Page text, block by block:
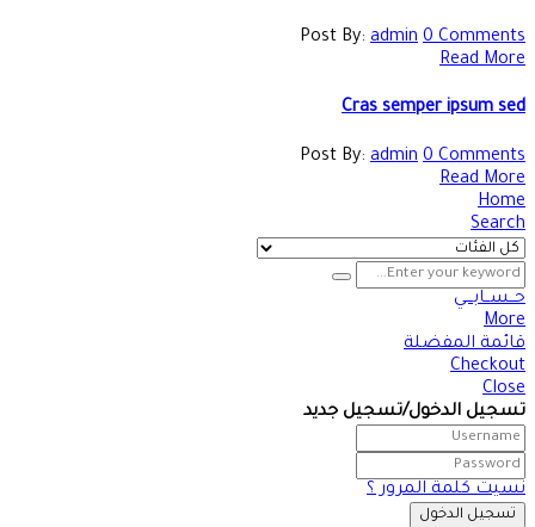
Post By: admin 0 Comments
Read More
Cras semper ipsum sed
Post By: admin 0 Comments
Read More
Home
Search
حــســابـــي
More
قائمة المفضلة
Checkout
Close
تسجيل الدخول/تسجيل جديد
نسيت كلمة المرور ؟